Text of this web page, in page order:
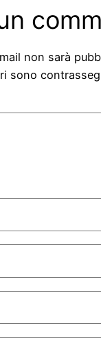
non sarà
sono